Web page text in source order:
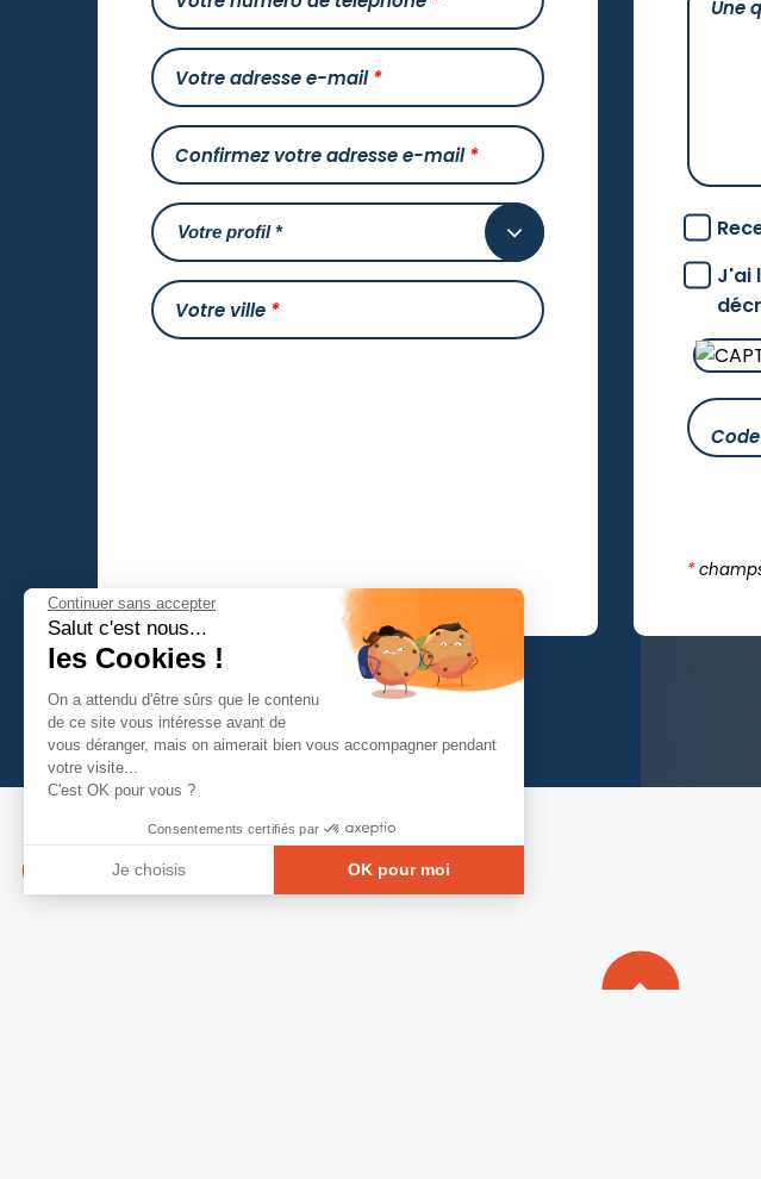
Votre adresse e-mail*
Confirmez votre adresse e-mail*
Votre ville *
Une
J'ai
*
Continuer sans accepter
Salut c'est nous...
les Cookies !
On a attendu d'être sûrs que le contenu
de ce site vous intéresse avant de
vous déranger, mais on aimerait bien vous accompagner pendant
votre visite...
C'est OK pour vous ?
Consentements certifiés par
Je choisis OK pour moi
Notre plateforme vous permet d'adapter et de gérer vos